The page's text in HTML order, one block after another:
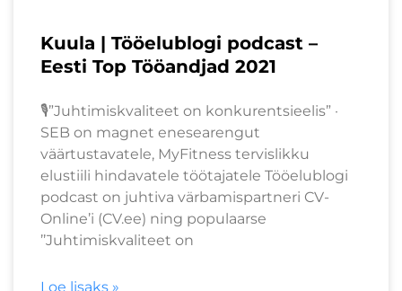
Kuula | Tööelublogi podcast –
Eesti Top Tööandjad 2021
🎙️”Juhtimiskvaliteet on konkurentsieelis” ·
SEB on magnet enesearengut
väärtustavatele, MyFitness tervislikku
elustiili hindavatele töötajatele Tööelublogi
podcast on juhtiva värbamispartneri CV-
Online’i (CV.ee) ning populaarse
’’Juhtimiskvaliteet on
Loe lisaks »